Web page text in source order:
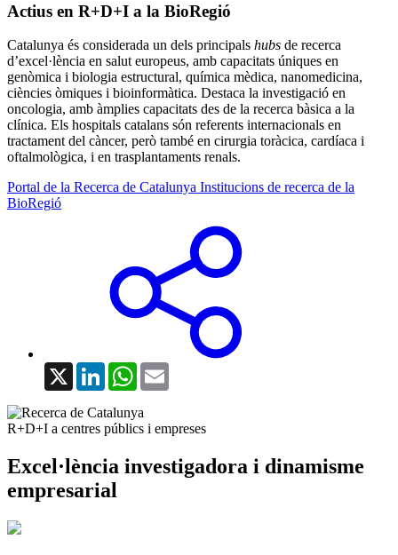
Actius en R+D+I a la BioRegió​
Catalunya és considerada un dels principals hubs de recerca
d’excel·lència en salut europeus, amb capacitats úniques en
genòmica i biologia estructural, química mèdica, nanomedicina,
ciències òmiques i bioinformàtica. Destaca la investigació en
oncologia, amb àmplies capacitats des de la recerca bàsica a la
clínica. Els hospitals catalans són referents internacionals en
tractament del càncer, però també en cirurgia toràcica, cardíaca i
oftalmològica, i en trasplantaments renals.
Portal de la Recerca de Catalunya Institucions de recerca de la
BioRegió
X LinkedInWhatsApp
R+D+I a centres públics i empreses
Excel·lència investigadora i dinamisme
empresarial